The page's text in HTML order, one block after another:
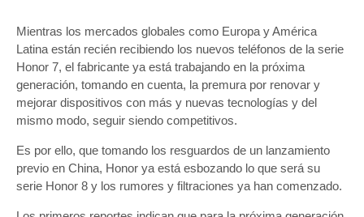
Mientras los mercados globales como Europa y América
Latina están recién recibiendo los nuevos teléfonos de la serie
Honor 7, el fabricante ya está trabajando en la próxima
generación, tomando en cuenta, la premura por renovar y
mejorar dispositivos con más y nuevas tecnologías y del
mismo modo, seguir siendo competitivos.
Es por ello, que tomando los resguardos de un lanzamiento
previo en China, Honor ya está esbozando lo que será su
serie Honor 8 y los rumores y filtraciones ya han comenzado.